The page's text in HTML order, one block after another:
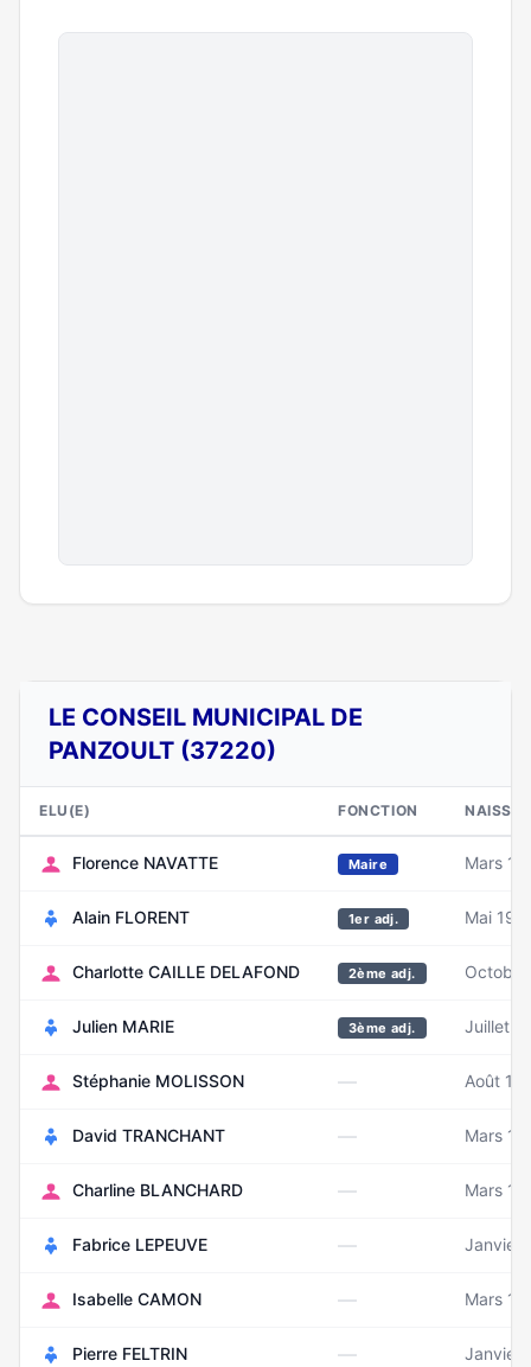
LE CONSEIL MUNICIPAL DE
PANZOULT (37220)
ELU(E) FONCTION
Florence NAVATTE Maire Mars
Alain FLORENT 1er adj. Mai
Charlotte CAILLE DELAFOND 2ème adj.
Julien MARIE 3ème adj. Juillet
Stéphanie MOLISSON — Août
David TRANCHANT — Mars
Charline BLANCHARD — Mars
Fabrice LEPEUVE — Janvier
Isabelle CAMON — Mars
Pierre FELTRIN — Janvier